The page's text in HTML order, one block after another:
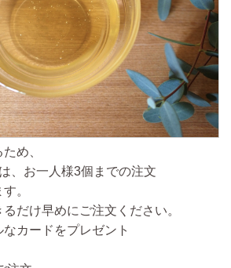
め、
、お一人様3個までの注文
。
だけ早めにご注文ください。
カードをプレゼント